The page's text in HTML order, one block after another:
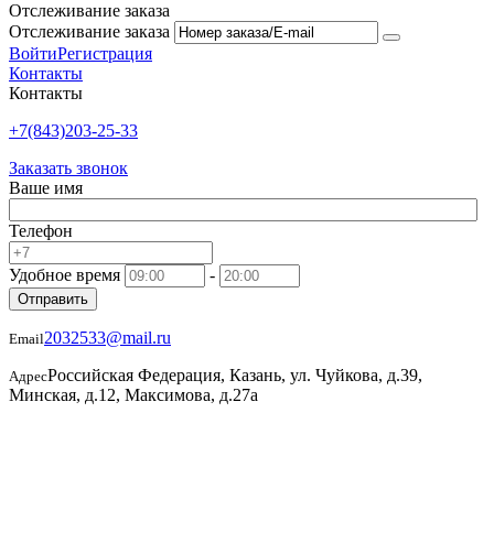
Отслеживание заказа
Отслеживание заказа
ВойтиРегистрация
Контакты
Контакты
+7(843)203-25-33
Заказать звонок
Ваше имя
Телефон
Удобное время -
Отправить
Email2032533@mail.ru
АдресРоссийская Федерация, Казань, ул. Чуйкова, д.39,
Минская, д.12, Максимова, д.27а